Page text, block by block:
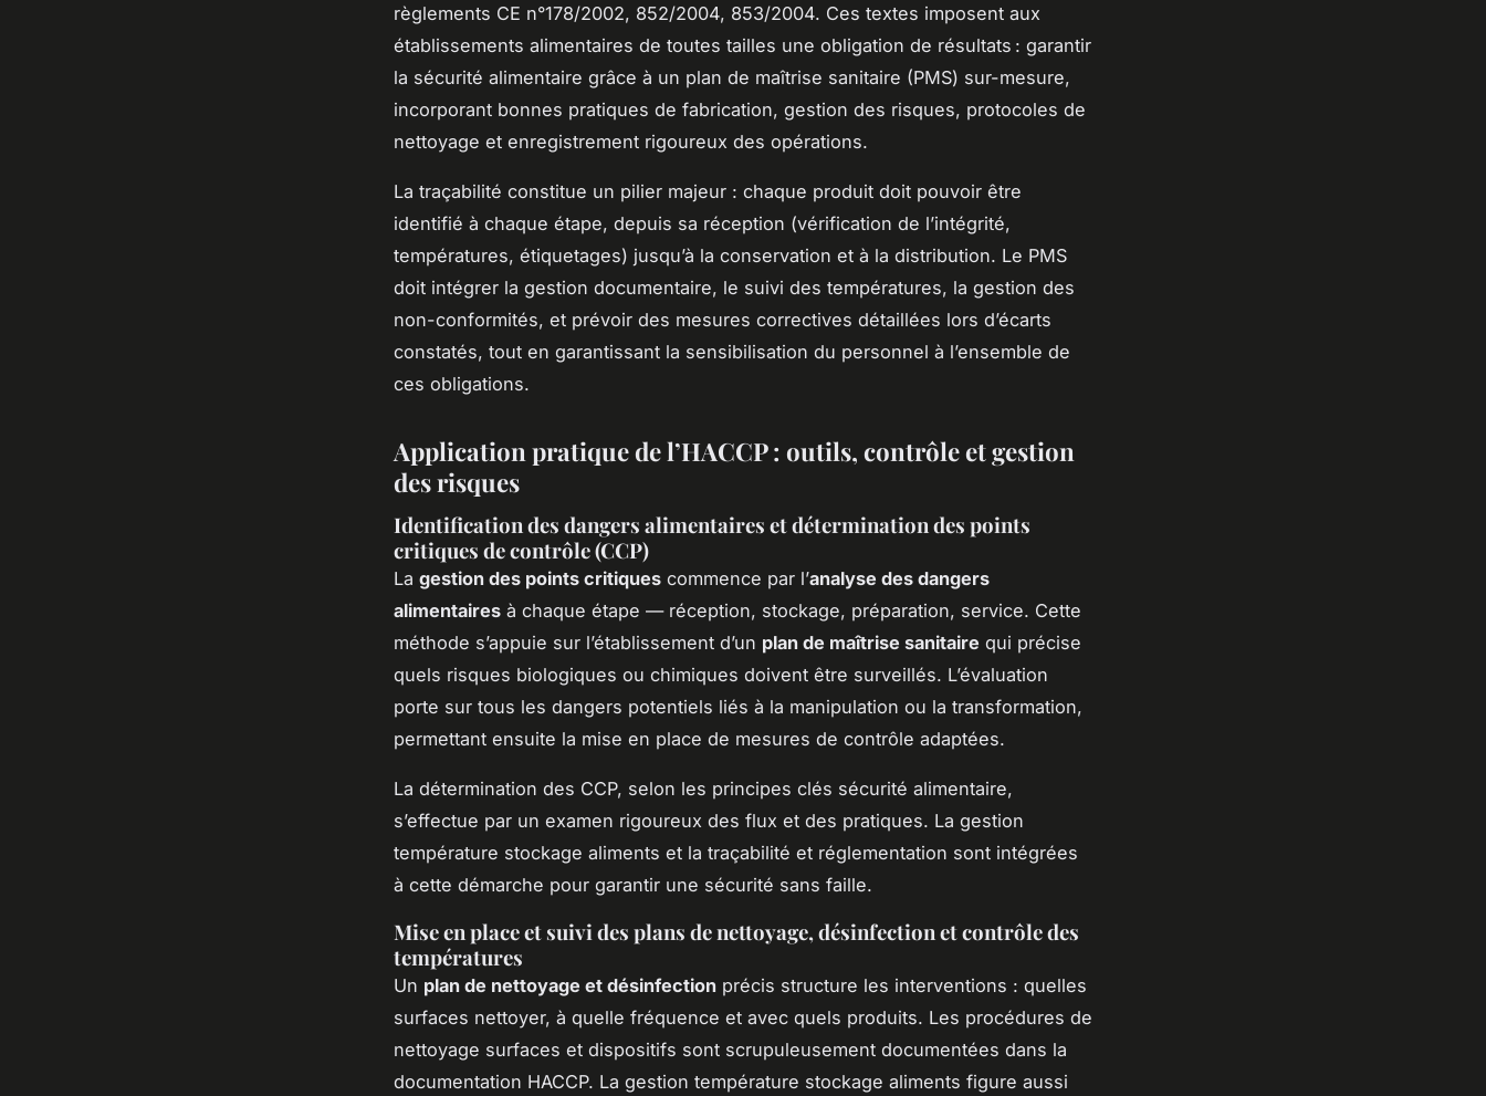
règlements CE n°178/2002, 852/2004, 853/2004. Ces textes imposent aux
établissements alimentaires de toutes tailles une obligation de résultats : garantir
la sécurité alimentaire grâce à un plan de maîtrise sanitaire (PMS) sur-mesure,
incorporant bonnes pratiques de fabrication, gestion des risques, protocoles de
nettoyage et enregistrement rigoureux des opérations.
La traçabilité constitue un pilier majeur : chaque produit doit pouvoir être
identifié à chaque étape, depuis sa réception (vérification de l’intégrité,
températures, étiquetages) jusqu’à la conservation et à la distribution. Le PMS
doit intégrer la gestion documentaire, le suivi des températures, la gestion des
non-conformités, et prévoir des mesures correctives détaillées lors d’écarts
constatés, tout en garantissant la sensibilisation du personnel à l’ensemble de
ces obligations.
Application pratique de l’HACCP : outils, contrôle et gestion
des risques
Identification des dangers alimentaires et détermination des points
critiques de contrôle (CCP)
La gestion des points critiques commence par l’analyse des dangers
alimentaires à chaque étape — réception, stockage, préparation, service. Cette
méthode s’appuie sur l’établissement d’un plan de maîtrise sanitaire qui précise
quels risques biologiques ou chimiques doivent être surveillés. L’évaluation
porte sur tous les dangers potentiels liés à la manipulation ou la transformation,
permettant ensuite la mise en place de mesures de contrôle adaptées.
La détermination des CCP, selon les principes clés sécurité alimentaire,
s’effectue par un examen rigoureux des flux et des pratiques. La gestion
température stockage aliments et la traçabilité et réglementation sont intégrées
à cette démarche pour garantir une sécurité sans faille.
Mise en place et suivi des plans de nettoyage, désinfection et contrôle des
températures
Un plan de nettoyage et désinfection précis structure les interventions : quelles
surfaces nettoyer, à quelle fréquence et avec quels produits. Les procédures de
nettoyage surfaces et dispositifs sont scrupuleusement documentées dans la
documentation HACCP. La gestion température stockage aliments figure aussi